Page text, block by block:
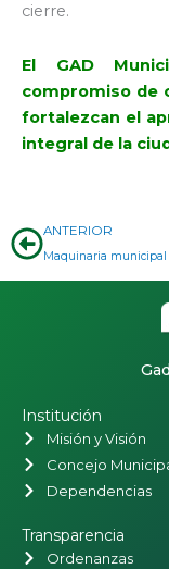
cierre.
El GAD
compromiso de
fortalezcan el
integral de la
Prev
ANTERIOR
Institución
Misión y Visión
Concejo
Dependencias
Transparencia
Ordenanzas